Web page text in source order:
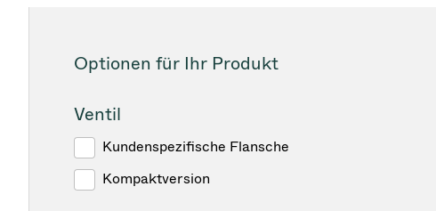
Optionen für Ihr Produkt
Ventil
Kundenspezifische Flansche
Kompaktversion